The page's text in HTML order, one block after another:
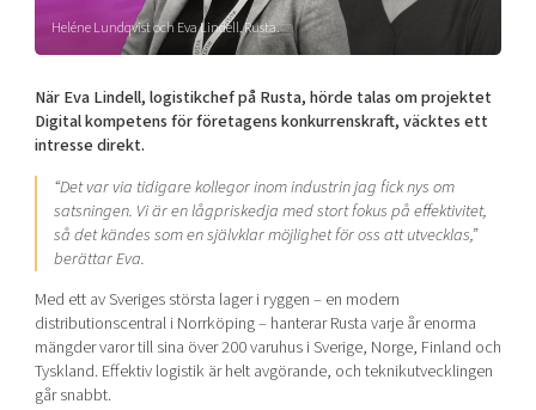
Shaping cities and regions
Bright East
East Sweden Tech Women
Reversed mentorship
Current offers and activities
Upscaling
Talent & skills
Startup & industry collaboration
Offers to boost your business
Funding opportunities
Our community of companies
Projects
Publications
Project toolbox
Our clusters
Reach out to us
Locations
Today's lunch in Mjärdevi
Heléne Lundqvist och Eva Lindell, Rusta.
När Eva Lindell, logistikchef på Rusta, hörde talas om projektet
Digital kompetens för företagens konkurrenskraft, väcktes ett
intresse direkt.
“Det var via tidigare kollegor inom industrin jag fick nys om
satsningen. Vi är en lågpriskedja med stort fokus på effektivitet,
så det kändes som en självklar möjlighet för oss att utvecklas,”
berättar Eva.
Med ett av Sveriges största lager i ryggen – en modern
distributionscentral i Norrköping – hanterar Rusta varje år enorma
mängder varor till sina över 200 varuhus i Sverige, Norge, Finland och
Tyskland. Effektiv logistik är helt avgörande, och teknikutvecklingen
går snabbt.